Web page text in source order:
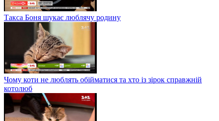
Такса Боня шукає люблячу родину
Чому коти не люблять обійматися та хто із зірок справжній
котолюб